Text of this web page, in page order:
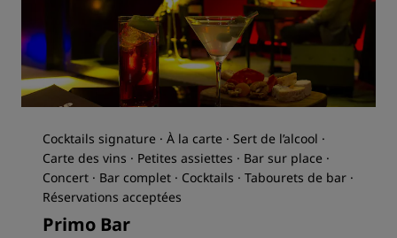
Cocktails signature · À la carte · Sert de l’alcool ·
Carte des vins · Petites assiettes · Bar sur place ·
Concert · Bar complet · Cocktails · Tabourets de bar ·
Réservations acceptées
Primo Bar